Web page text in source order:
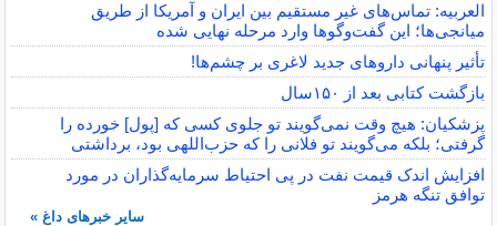
العربیه: تماس‌های غیر مستقیم بین ایران و آمریکا از طریق
میانجی‌ها؛ این گفت‌و‌گو‌ها وارد مرحله نهایی شده
تأثیر پنهانی داروهای جدید لاغری بر چشم‌ها!
بازگشت کتابی بعد از ۱۵۰سال
پزشکیان: هیچ وقت نمی‌گویند تو جلوی کسی که [پول] خورده را
گرفتی؛ بلکه می‌گویند تو فلانی را که حزب‌اللهی بود، برداشتی
افزایش اندک قیمت نفت در پی احتیاط سرمایه‌گذاران در مورد
توافق تنگه هرمز
سایر خبرهای داغ »